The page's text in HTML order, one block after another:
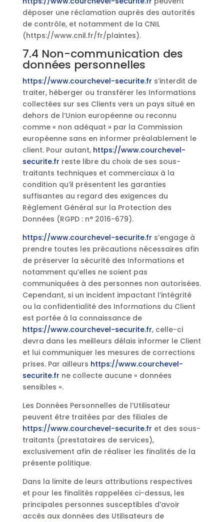
déposer une réclamation auprès des autorités
de contrôle, et notamment de la CNIL
(https://www.cnil.fr/fr/plaintes).
7.4 Non-communication des
données personnelles
https://www.courchevel-securite.fr s’interdit de
traiter, héberger ou transférer les Informations
collectées sur ses Clients vers un pays situé en
dehors de l’Union européenne ou reconnu
comme « non adéquat » par la Commission
européenne sans en informer préalablement le
client. Pour autant, https://www.courchevel-
securite.fr reste libre du choix de ses sous-
traitants techniques et commerciaux à la
condition qu’il présentent les garanties
suffisantes au regard des exigences du
Règlement Général sur la Protection des
Données (RGPD : n° 2016-679).
https://www.courchevel-securite.fr s’engage à
prendre toutes les précautions nécessaires afin
de préserver la sécurité des Informations et
notamment qu’elles ne soient pas
communiquées à des personnes non autorisées.
Cependant, si un incident impactant l’intégrité
ou la confidentialité des Informations du Client
est portée à la connaissance de
https://www.courchevel-securite.fr, celle-ci
devra dans les meilleurs délais informer le Client
et lui communiquer les mesures de corrections
prises. Par ailleurs https://www.courchevel-
securite.fr ne collecte aucune « données
sensibles ».
Les Données Personnelles de l’Utilisateur
peuvent être traitées par des filiales de
https://www.courchevel-securite.fr et des sous-
traitants (prestataires de services),
exclusivement afin de réaliser les finalités de la
présente politique.
Dans la limite de leurs attributions respectives
et pour les finalités rappelées ci-dessus, les
principales personnes susceptibles d’avoir
accès aux données des Utilisateurs de